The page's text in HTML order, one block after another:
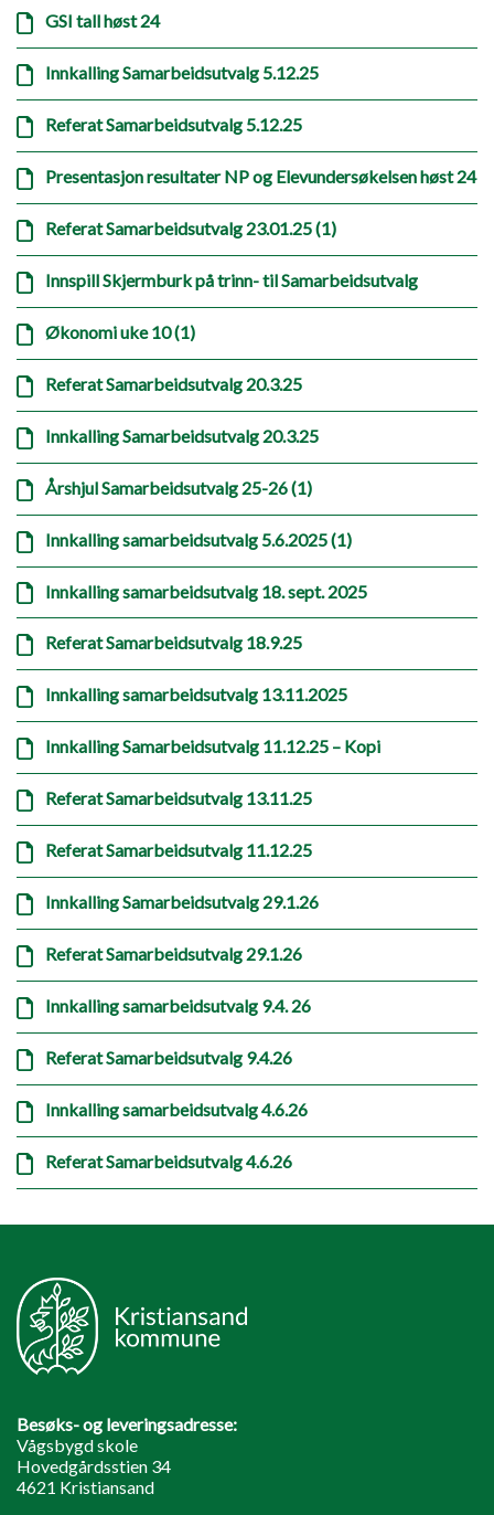
GSI tall høst 24
Innkalling Samarbeidsutvalg 5.12.25
Referat Samarbeidsutvalg 5.12.25
Presentasjon resultater NP og Elevundersøkelsen høst 24
Referat Samarbeidsutvalg 23.01.25 (1)
Innspill Skjermburk på trinn- til Samarbeidsutvalg
Økonomi uke 10 (1)
Referat Samarbeidsutvalg 20.3.25
Innkalling Samarbeidsutvalg 20.3.25
Årshjul Samarbeidsutvalg 25-26 (1)
Innkalling samarbeidsutvalg 5.6.2025 (1)
Innkalling samarbeidsutvalg 18. sept. 2025
Referat Samarbeidsutvalg 18.9.25
Innkalling samarbeidsutvalg 13.11.2025
Innkalling Samarbeidsutvalg 11.12.25 – Kopi
Referat Samarbeidsutvalg 13.11.25
Referat Samarbeidsutvalg 11.12.25
Innkalling Samarbeidsutvalg 29.1.26
Referat Samarbeidsutvalg 29.1.26
Innkalling samarbeidsutvalg 9.4. 26
Referat Samarbeidsutvalg 9.4.26
Innkalling samarbeidsutvalg 4.6.26
Referat Samarbeidsutvalg 4.6.26
Besøks- og leveringsadresse:
Vågsbygd skole
Hovedgårdsstien 34
4621 Kristiansand